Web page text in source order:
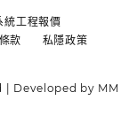
統工程報價
款
私隱政策
Developed by MM